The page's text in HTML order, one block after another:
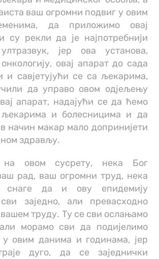
ваш огромни подвиг у овим
да приложимо овај
су рекли да је најпотребнији
јер ова установа,
овај апарат до сада
и савјетујући се са љекарима,
да управо овом одјељењу
апарат, надајући се да ћемо
и болесницима и да
начин макар мало допринијети
здрављу.
овом сусрету, нека Бог
рад, ваш огромни труд, нека
снаге да и ову епидемију
заједно, али превасходно
труду. Ту се сви ослањамо
морамо сви да подијелимо
у овим данима и годинама, јер
дуго, да се заједнички